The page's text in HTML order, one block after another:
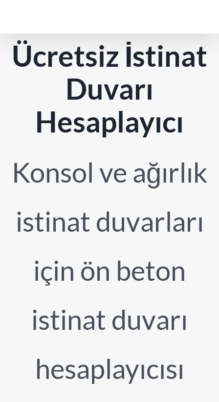
Ücretsiz İstinat
Duvarı
Hesaplayıcı
Konsol ve ağırlık
istinat duvarları
için ön beton
istinat duvarı
hesaplayıcısı